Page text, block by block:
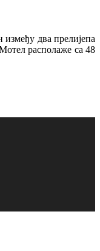
између два прелијепа
располаже са 48